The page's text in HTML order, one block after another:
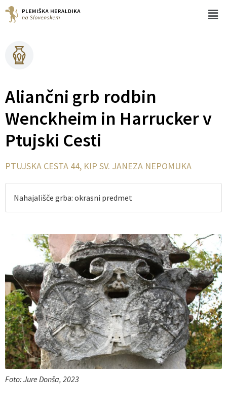
Aliančni grb rodbin
Wenckheim in Harrucker v
Ptujski Cesti
PTUJSKA CESTA 44, KIP SV. JANEZA NEPOMUKA
Nahajališče grba: okrasni predmet
Foto: Jure Donša, 2023